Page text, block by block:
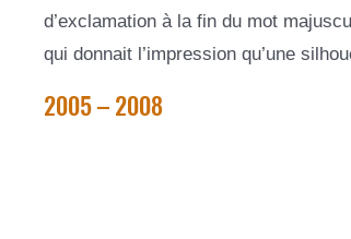
d’exclamation à la fin du mot
qui donnait l’impression qu’une
2005 – 2008